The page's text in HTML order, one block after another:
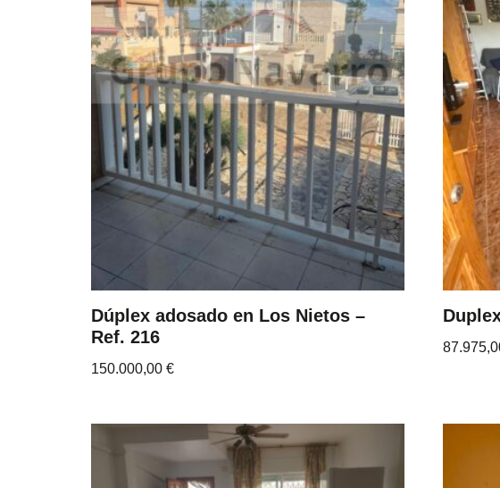
Dúplex adosado en Los Nietos –
Ref. 216
150.000,00 €